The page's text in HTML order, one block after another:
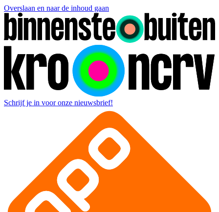
Overslaan en naar de inhoud gaan
Schrijf je in voor onze nieuwsbrief!